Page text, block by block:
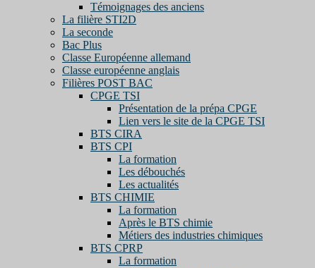
Témoignages des anciens
La filière STI2D
La seconde
Bac Plus
Classe Européenne allemand
Classe européenne anglais
Filières POST BAC
CPGE TSI
Présentation de la prépa CPGE
Lien vers le site de la CPGE TSI
BTS CIRA
BTS CPI
La formation
Les débouchés
Les actualités
BTS CHIMIE
La formation
Après le BTS chimie
Métiers des industries chimiques
BTS CPRP
La formation